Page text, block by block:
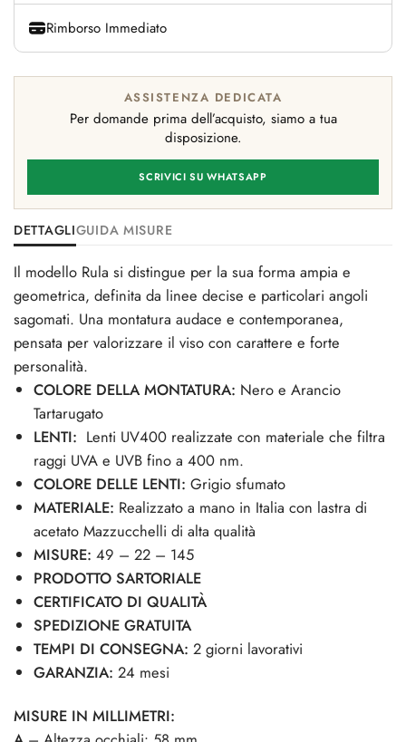
Rimborso Immediato
ASSISTENZA DEDICATA
Per domande prima dell’acquisto, siamo a tua
disposizione.
SCRIVICI SU WHATSAPP
DETTAGLIGUIDA MISURE
Il modello Rula si distingue per la sua forma ampia e
geometrica, definita da linee decise e particolari angoli
sagomati. Una montatura audace e contemporanea,
pensata per valorizzare il viso con carattere e forte
personalità.
COLORE DELLA MONTATURA: Nero e Arancio
Tartarugato
LENTI: Lenti UV400 realizzate con materiale che filtra
raggi UVA e UVB fino a 400 nm.
COLORE DELLE LENTI: Grigio sfumato
MATERIALE: Realizzato a mano in Italia con lastra di
acetato Mazzucchelli di alta qualità
MISURE: 49 – 22 – 145
PRODOTTO SARTORIALE
CERTIFICATO DI QUALITÀ
SPEDIZIONE GRATUITA
TEMPI DI CONSEGNA: 2 giorni lavorativi
GARANZIA: 24 mesi
MISURE IN MILLIMETRI: